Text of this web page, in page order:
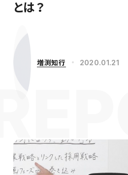
とは？
増渕知行 2020.01.21